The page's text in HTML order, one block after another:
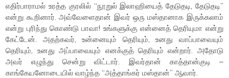
எதிர்பாராமல் உரத்த குரலில் “நூறுல் இலாஹியைத் தேடுதடி, தேடுதடி”
என்று கூறினார். அவ்வேளைதான் இவர் ஒரு மஸ்தானாக இருக்கலாம்
என்று புரிந்து கொண்டு பாவா! உங்களுக்கு என்னைத் தெரியுமா என்று
கேட்டேன். அதற்கவர், உன்னையும் தெரியும், உனது வாப்பாவையும்
தெரியும், உனது அப்பாவையும் எனக்குத் தெரியும் என்றார். அதோடு
அவர் எழுந்து சென்று விட்டார். இவர்தான் காத்தான்குடி –
காங்கேயனோடையில் வாழ்ந்த “அத்தாங்கர் மஸ்தான்” ஆவார்.